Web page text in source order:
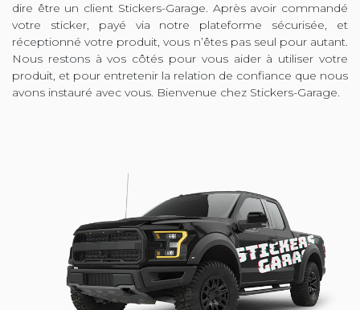
dire être un client Stickers-Garage. Après avoir commandé
votre sticker, payé via notre plateforme sécurisée, et
réceptionné votre produit, vous n’êtes pas seul pour autant.
Nous restons à vos côtés pour vous aider à utiliser votre
produit, et pour entretenir la relation de confiance que nous
avons instauré avec vous. Bienvenue chez Stickers-Garage.